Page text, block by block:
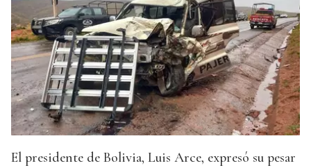
El presidente de Bolivia, Luis Arce, expresó su pesar